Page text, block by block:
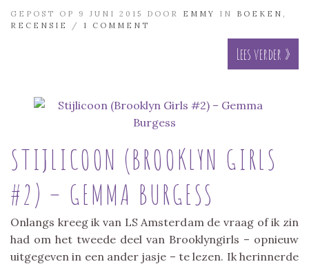
GEPOST OP 9 JUNI 2015 DOOR EMMY IN BOEKEN
RECENSIE
/ 1 COMMENT
Lees verder »
STIJLICOON (BROOKLYN GIRLS
#2) – GEMMA BURGESS
Onlangs kreeg ik van LS Amsterdam de vraag of ik zin
had om het tweede deel van Brooklyngirls – opnieuw
uitgegeven in een ander jasje – te lezen. Ik herinnerde